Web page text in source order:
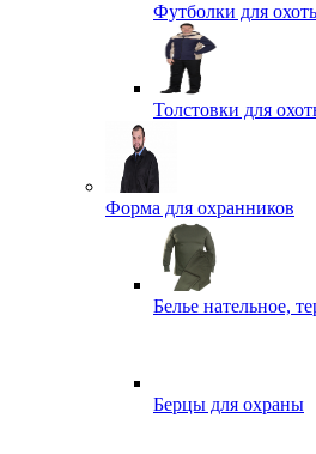
Футболки для
Толстовки для
Форма для охранников
Белье нательное,
Берцы для охраны